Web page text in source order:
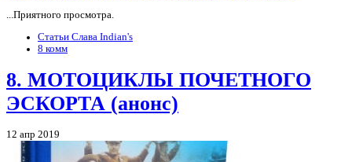
...Приятного просмотра.
Статьи Слава Indian's
8 комм
8. МОТОЦИКЛЫ ПОЧЕТНОГО
ЭСКОРТА (анонс)
12 апр 2019